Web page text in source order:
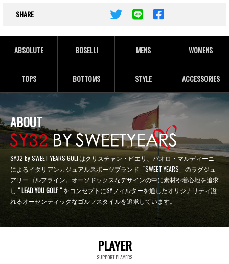
SHARE
ABSOLUTE BOSELLI MENS WOMENS
TOPS BOTTOMS STYLE ACCESSORIES
ABOUT
SY32 by SWEET YEARS GOLFはクリスチャン・ビエリ、パオロ・マルディーニ
によるイタリアンカジュアルスポーツブランド「SWEET YEARS」のラグジュ
アリーゴルフライン。オーソドックスなデザインの中に素材や着心地を追求
し " LEAD YOU GOLF "をコンセプトにSYフィルターを通したオリジナリティ溢
れるオーセンティックなゴルフスタイルを追求しています。
PLAYER
SUPPORT PLAYERS